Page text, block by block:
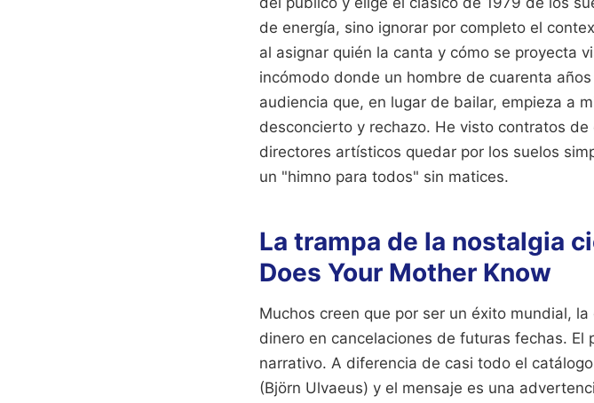
de energía, sino ignorar por completo el
al asignar quién la canta y cómo se proyecta
incómodo donde un hombre de cuarenta
audiencia que, en lugar de bailar, empieza a
desconcierto y rechazo. He visto contratos
directores artísticos quedar por los suelos
un "himno para todos" sin matices.
La trampa de la nostalgia
Does Your Mother Know
Muchos creen que por ser un éxito mundial,
dinero en cancelaciones de futuras fechas.
narrativo. A diferencia de casi todo el
(Björn Ulvaeus) y el mensaje es una